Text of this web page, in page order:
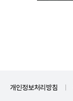
개인정보처리방침